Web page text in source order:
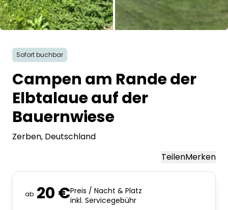
Gutscheine
Shop
Kontakt
Select language
Sofort buchbar
Campen am Rande der
Elbtalaue auf der
Bauernwiese
Zerben, Deutschland
TeilenMerken
ab 20 €Preis / Nacht & Platz
inkl. Servicegebühr